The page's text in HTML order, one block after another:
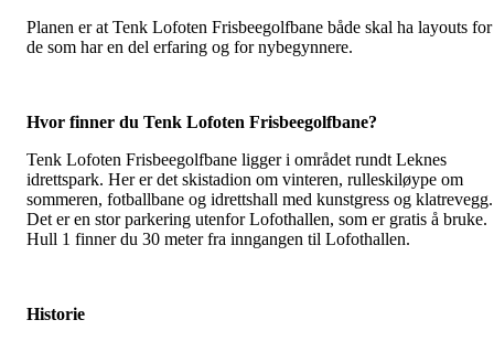
Planen er at Tenk Lofoten Frisbeegolfbane både skal ha layouts for
de som har en del erfaring og for nybegynnere.
Hvor finner du Tenk Lofoten Frisbeegolfbane?
Tenk Lofoten Frisbeegolfbane ligger i området rundt Leknes
idrettspark. Her er det skistadion om vinteren, rulleskiløype om
sommeren, fotballbane og idrettshall med kunstgress og klatrevegg.
Det er en stor parkering utenfor Lofothallen, som er gratis å bruke.
Hull 1 finner du 30 meter fra inngangen til Lofothallen.
Historie